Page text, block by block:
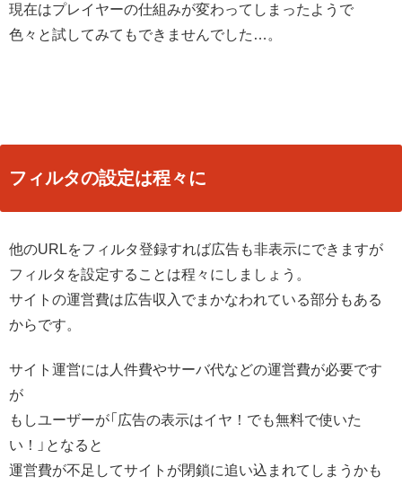
現在はプレイヤーの仕組みが変わってしまったようで
色々と試してみてもできませんでした…。
フィルタの設定は程々に
他のURLをフィルタ登録すれば広告も非表示にできますが
フィルタを設定することは程々にしましょう。
サイトの運営費は広告収入でまかなわれている部分もある
からです。
サイト運営には人件費やサーバ代などの運営費が必要です
が
もしユーザーが「広告の表示はイヤ！でも無料で使いた
い！」となると
運営費が不足してサイトが閉鎖に追い込まれてしまうかも